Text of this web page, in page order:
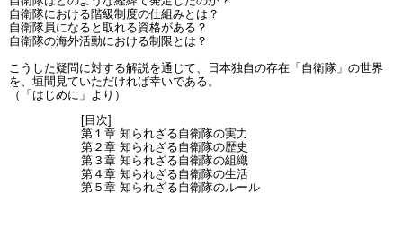
自衛隊における階級制度の仕組みとは？
自衛隊員になると取れる資格がある？
自衛隊の海外活動における制限とは？
こうした疑問に対する解説を通じて、日本独自の存在「自衛隊」の世界
を、垣間見ていただければ幸いである。
（「はじめに」より）
[目次]
第１章 知られざる自衛隊の実力
第２章 知られざる自衛隊の歴史
第３章 知られざる自衛隊の組織
第４章 知られざる自衛隊の生活
第５章 知られざる自衛隊のルール